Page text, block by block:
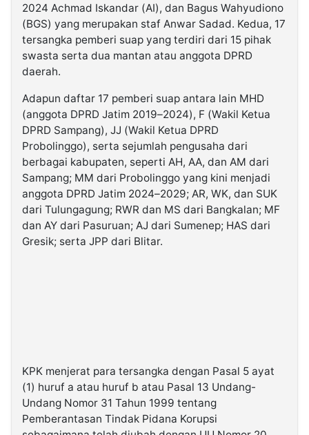
2024 Achmad Iskandar (AI), dan Bagus Wahyudiono
(BGS) yang merupakan staf Anwar Sadad. Kedua, 17
tersangka pemberi suap yang terdiri dari 15 pihak
swasta serta dua mantan atau anggota DPRD
daerah.
Adapun daftar 17 pemberi suap antara lain MHD
(anggota DPRD Jatim 2019–2024), F (Wakil Ketua
DPRD Sampang), JJ (Wakil Ketua DPRD
Probolinggo), serta sejumlah pengusaha dari
berbagai kabupaten, seperti AH, AA, dan AM dari
Sampang; MM dari Probolinggo yang kini menjadi
anggota DPRD Jatim 2024–2029; AR, WK, dan SUK
dari Tulungagung; RWR dan MS dari Bangkalan; MF
dan AY dari Pasuruan; AJ dari Sumenep; HAS dari
Gresik; serta JPP dari Blitar.
KPK menjerat para tersangka dengan Pasal 5 ayat
(1) huruf a atau huruf b atau Pasal 13 Undang-
Undang Nomor 31 Tahun 1999 tentang
Pemberantasan Tindak Pidana Korupsi